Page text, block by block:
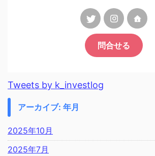
問合せる
Tweets by k_investlog
アーカイブ: 年月
2025年10月
2025年7月